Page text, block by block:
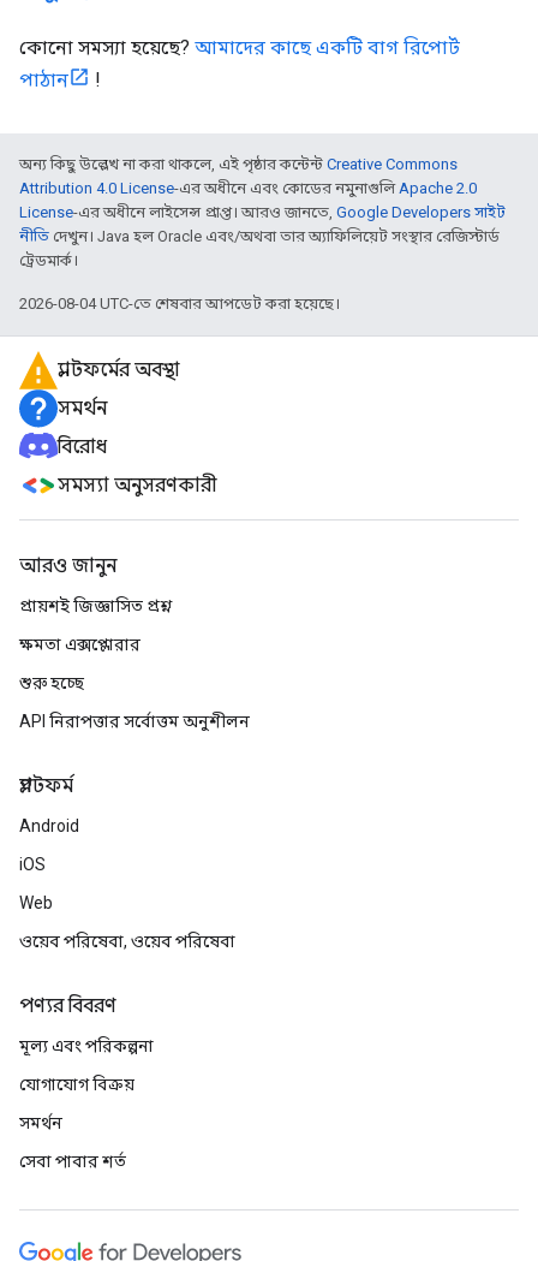
কোনো সমস্যা হয়েছে? আমাদের কাছে একটি বাগ রিপোর্ট
পাঠান
!
অন্য কিছু উল্লেখ না করা থাকলে, এই পৃষ্ঠার কন্টেন্ট Creative Commons
Attribution 4.0 License-এর অধীনে এবং কোডের নমুনাগুলিApache 2.0
License-এর অধীনে লাইসেন্স প্রাপ্ত। আরও জানতে, Google Developers সাইট
নীতি দেখুন। Java হল Oracle এবং/অথবা তার অ্যাফিলিয়েট সংস্থার রেজিস্টার্ড
ট্রেডমার্ক।
2026-08-04 UTC-তে শেষবার আপডেট করা হয়েছে।
প্ল্যাটফর্মের অবস্থা
সমর্থন
বিরোধ
সমস্যা অনুসরণকারী
আরও জানুন
প্রায়শই জিজ্ঞাসিত প্রশ্ন
ক্ষমতা এক্সপ্লোরার
শুরু হচ্ছে
API নিরাপত্তার সর্বোত্তম অনুশীলন
প্ল্যাটফর্ম
Android
iOS
Web
ওয়েব পরিষেবা, ওয়েব পরিষেবা
পণ্যর বিবরণ
মূল্য এবং পরিকল্পনা
যোগাযোগ বিক্রয়
সমর্থন
সেবা পাবার শর্ত